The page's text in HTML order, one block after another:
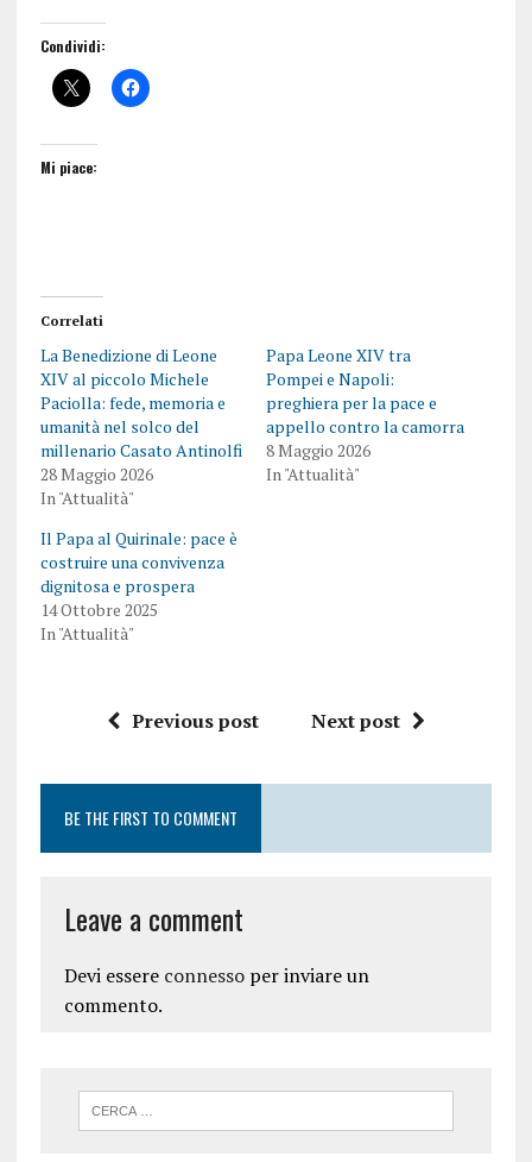
Condividi:
Mi piace:
Correlati
La Benedizione di Leone
XIV al piccolo Michele
Paciolla: fede, memoria e
umanità nel solco del
millenario Casato Antinolfi
28 Maggio 2026
In "Attualità"
Papa Leone XIV tra
Pompei e Napoli:
preghiera per la pace e
appello contro la camorra
8 Maggio 2026
In "Attualità"
Il Papa al Quirinale: pace è
costruire una convivenza
dignitosa e prospera
14 Ottobre 2025
In "Attualità"
Previous post Next post
BE THE FIRST TO COMMENT
Leave a comment
Devi essere connessoper inviare un
commento.